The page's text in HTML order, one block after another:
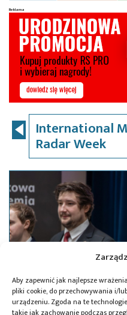
Aby zapewnić jak najlepsze
pliki cookie, do przechowywania i/
urządzeniu. Zgoda na te
takie jak zachowanie podczas
International
Radar Week